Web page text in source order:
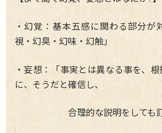
・幻覚：基本五感に関わる部分が
視・幻臭・幻味・幻触」
・妄想：「事実とは異なる事を、
に、そうだと確信し、
合理的な説明をしても訂正